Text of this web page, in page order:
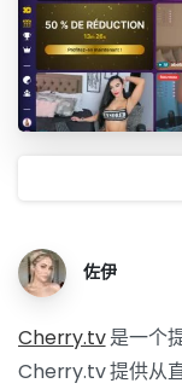
佐伊
Cherry.tv是一个
Cherry.tv 提供从